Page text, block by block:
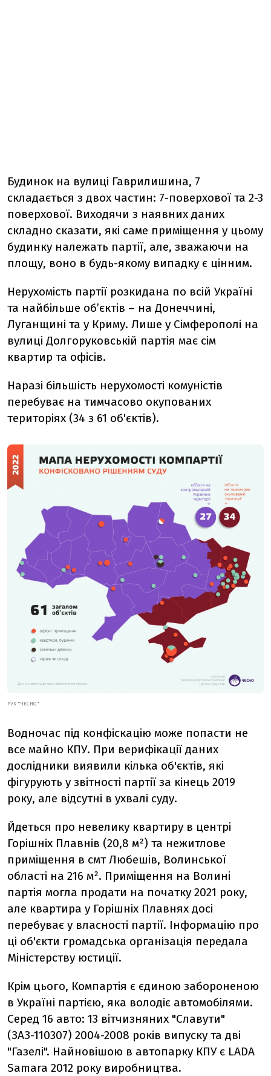
Будинок на вулиці Гаврилишина, 7
складається з двох частин: 7-поверхової та 2-3
поверхової. Виходячи з наявних даних
складно сказати, які саме приміщення у цьому
будинку належать партії, але, зважаючи на
площу, воно в будь-якому випадку є цінним.
Нерухомість партії розкидана по всій Україні
та найбільше об’єктів – на Донеччині,
Луганщині та у Криму. Лише у Сімферополі на
вулиці Долгоруковській партія має сім
квартир та офісів.
Наразі більшість нерухомості комуністів
перебуває на тимчасово окупованих
територіях (34 з 61 об'єктів).
РУХ "ЧЕСНО"
Водночас під конфіскацію може попасти не
все майно КПУ. При верифікації даних
дослідники виявили кілька об'єктів, які
фігурують у звітності партії за кінець 2019
року, але відсутні в ухвалі суду.
Йдеться про невелику квартиру в центрі
Горішніх Плавнів (20,8 м²) та нежитлове
приміщення в смт Любешів, Волинської
області на 216 м². Приміщення на Волині
партія могла продати на початку 2021 року,
але квартира у Горішніх Плавнях досі
перебуває у власності партії. Інформацію про
ці об'єкти громадська організація передала
Міністерству юстиції.
Крім цього, Компартія є єдиною забороненою
в Україні партією, яка володіє автомобілями.
Серед 16 авто: 13 вітчизняних "Славути"
(ЗАЗ-110307) 2004-2008 років випуску та дві
"Газелі". Найновішою в автопарку КПУ є LADA
Samara 2012 року виробництва.